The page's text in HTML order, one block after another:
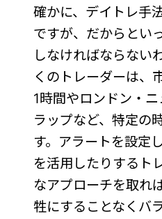
確かに、デイトレ手
ですが、だからとい
しなければならない
くのトレーダーは、
1時間やロンドン・
ラップなど、特定の
す。アラートを設定
を活用したりするト
なアプローチを取れ
牲にすることなくバ